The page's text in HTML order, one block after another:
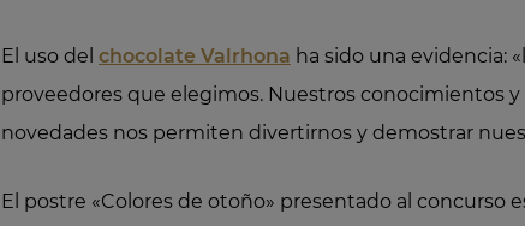
El uso del chocolate Valrhona ha sido una evidencia:
proveedores que elegimos. Nuestros conocimientos
novedades nos permiten divertirnos y demostrar
El postre «Colores de otoño» presentado al concurso